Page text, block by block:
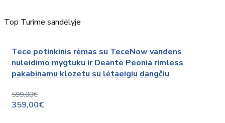
Top Turime sandėlyje
Tece potinkinis rėmas su TeceNow vandens
nuleidimo mygtuku ir Deante Peonia rimless
pakabinamu klozetu su lėtaeigiu dangčiu
599,00€
359,00€